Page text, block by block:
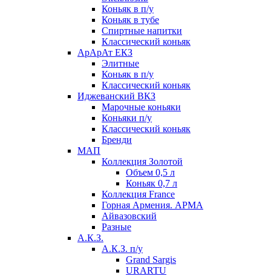
Коньяк в п/у
Коньяк в тубе
Спиртные напитки
Классический коньяк
АрАрАт ЕКЗ
Элитные
Коньяк в п/у
Классический коньяк
Иджеванский ВКЗ
Марочные коньяки
Коньяки п/у
Классический коньяк
Бренди
МАП
Коллекция Золотой
Объем 0,5 л
Коньяк 0,7 л
Коллекция France
Горная Армения. АРМА
Айвазовский
Разные
А.К.З.
А.К.З. п/у
Grand Sargis
URARTU